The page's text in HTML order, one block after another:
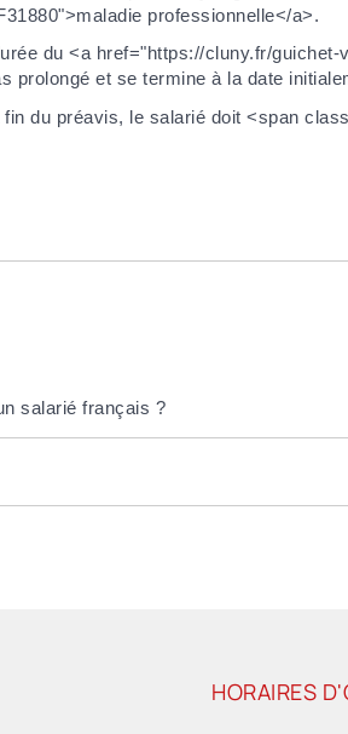
professionnelle</a>.
du <a href="https://cluny.fr/guichet-
et se termine à la date
du préavis, le salarié doit <span
salarié français ?
HORAIRES